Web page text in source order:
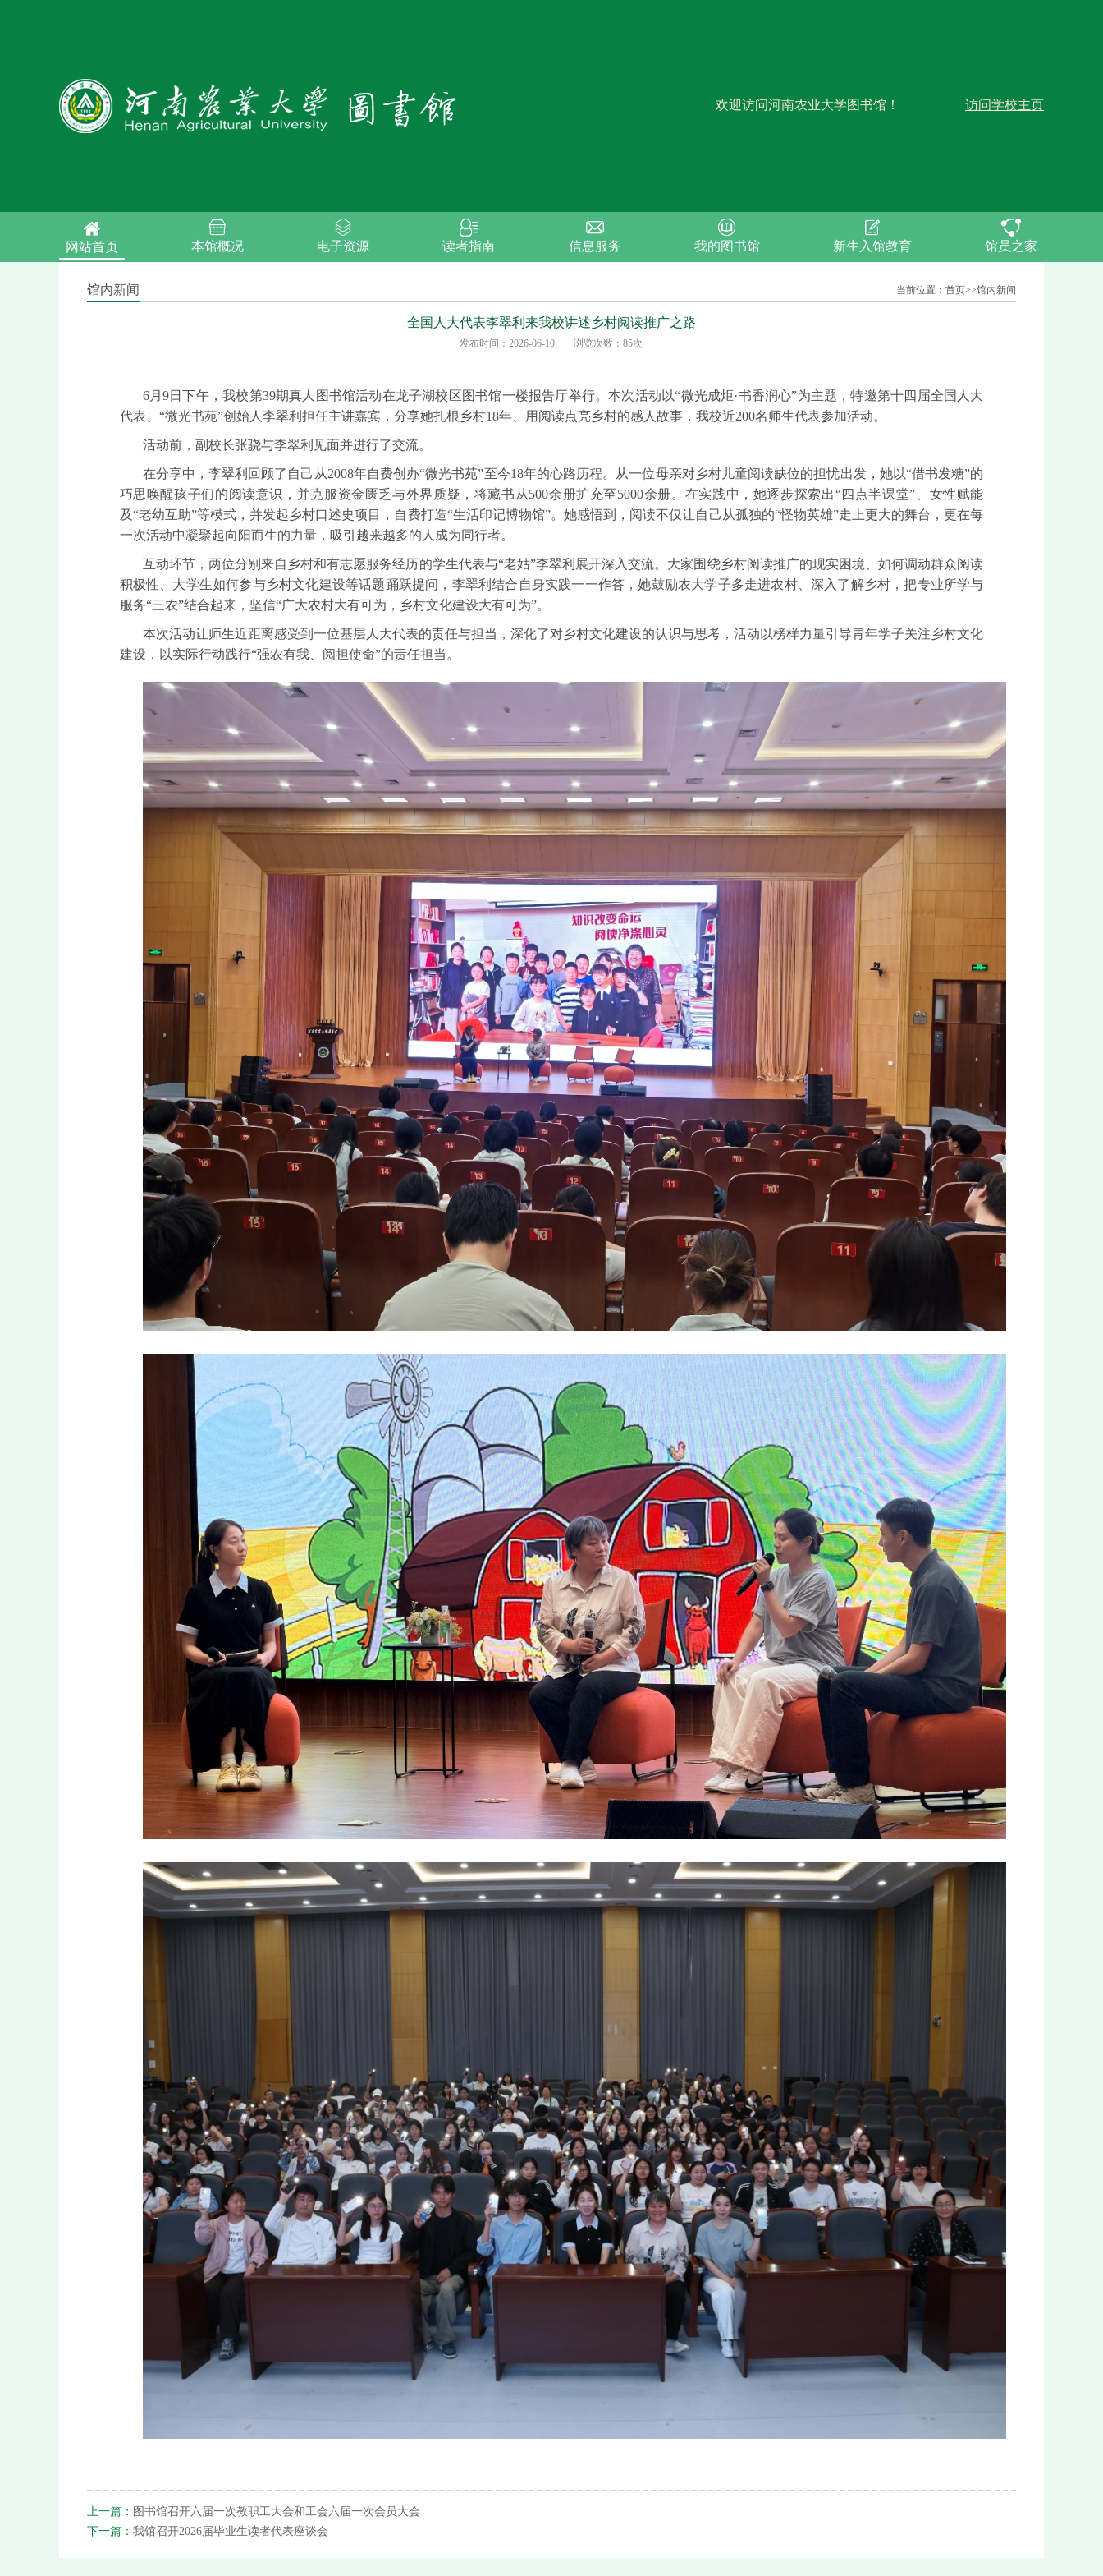
欢迎访问河南农业大学图书馆！ 访问学校主页
网站首页 本馆概况 电子资源 读者指南 信息服务 我的图书馆 新生入馆教育 馆员之家
馆内新闻 当前位置：首页>>馆内新闻
全国人大代表李翠利来我校讲述乡村阅读推广之路
发布时间：2026-06-10 浏览次数：85次
6月9日下午，我校第39期真人图书馆活动在龙子湖校区图书馆一楼报告厅举行。本次活动以“微光成炬·书香润心”为主题，特邀第十四届全国人大
代表、“微光书苑”创始人李翠利担任主讲嘉宾，分享她扎根乡村18年、用阅读点亮乡村的感人故事，我校近200名师生代表参加活动。
活动前，副校长张骁与李翠利见面并进行了交流。
在分享中，李翠利回顾了自己从2008年自费创办“微光书苑”至今18年的心路历程。从一位母亲对乡村儿童阅读缺位的担忧出发，她以“借书发糖”的
巧思唤醒孩子们的阅读意识，并克服资金匮乏与外界质疑，将藏书从500余册扩充至5000余册。在实践中，她逐步探索出“四点半课堂”、女性赋能
及“老幼互助”等模式，并发起乡村口述史项目，自费打造“生活印记博物馆”。她感悟到，阅读不仅让自己从孤独的“怪物英雄”走上更大的舞台，更在每
一次活动中凝聚起向阳而生的力量，吸引越来越多的人成为同行者。
互动环节，两位分别来自乡村和有志愿服务经历的学生代表与“老姑”李翠利展开深入交流。大家围绕乡村阅读推广的现实困境、如何调动群众阅读
积极性、大学生如何参与乡村文化建设等话题踊跃提问，李翠利结合自身实践一一作答，她鼓励农大学子多走进农村、深入了解乡村，把专业所学与
服务“三农”结合起来，坚信“广大农村大有可为，乡村文化建设大有可为”。
本次活动让师生近距离感受到一位基层人大代表的责任与担当，深化了对乡村文化建设的认识与思考，活动以榜样力量引导青年学子关注乡村文化
建设，以实际行动践行“强农有我、阅担使命”的责任担当。
上一篇： 图书馆召开六届一次教职工大会和工会六届一次会员大会
下一篇： 我馆召开2026届毕业生读者代表座谈会